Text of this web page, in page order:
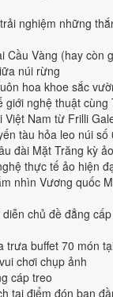
nghiệm những
Cầu Vàng (hay còn
núi rừng
hoa khoe sắc
nghệ thuật cùng
Việt Nam từ Frilli
tàu hỏa leo núi số
đài Mặt Trăng kỳ
thực tế ảo hiện
nhìn Vương quốc
chủ đề đẳng
trưa buffet 70 món
chơi chụp ảnh
cáp treo
tại điểm đón ban